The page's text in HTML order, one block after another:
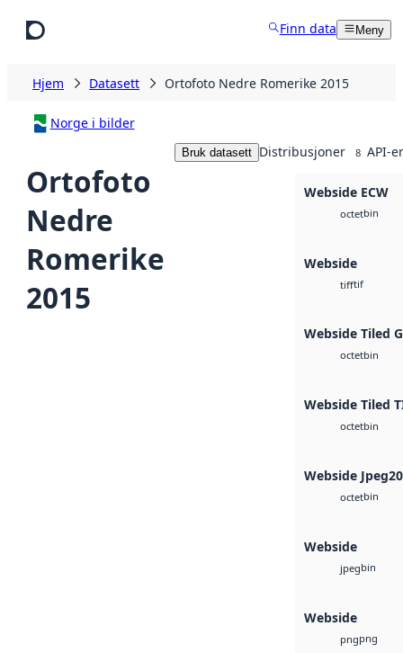
Finn data Meny
Hjem Datasett Ortofoto Nedre Romerike 2015
Norge i bilder
Ortofoto
Nedre
Romerike
2015
Bruk datasett Distribusjoner 8 API-er
Webside ECW
octetbin
Webside
tifftif
Webside Tiled
octetbin
Webside Tiled
octetbin
Webside
octetbin
Webside
jpegbin
Webside
pngpng